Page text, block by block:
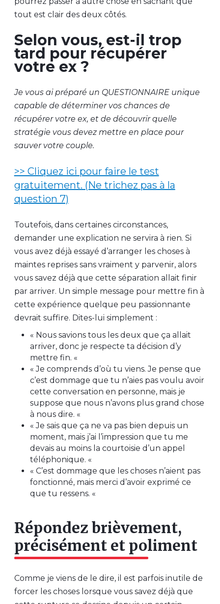
tout est clair des deux côtés.
Selon vous, est-il trop
tard pour récupérer
votre ex ?
Je vous ai préparé un QUESTIONNAIRE unique
capable de déterminer vos chances de
récupérer votre ex, et de découvrir quelle
stratégie vous devez mettre en place pour
sauver votre couple.
>> Cliquez ici pour faire le test
gratuitement. (Ne trichez pas à la
question 7)
Toutefois, dans certaines circonstances,
demander une explication ne servira à rien. Si
vous avez déjà essayé d’arranger les choses à
maintes reprises sans vraiment y parvenir, alors
vous savez déjà que cette séparation allait finir
par arriver. Un simple message pour mettre fin à
cette expérience quelque peu passionnante
devrait suffire. Dites-lui simplement :
« Nous savions tous les deux que ça allait
arriver, donc je respecte ta décision d’y
mettre fin. «
« Je comprends d’où tu viens. Je pense que
c’est dommage que tu n’aies pas voulu avoir
cette conversation en personne, mais je
suppose que nous n’avons plus grand chose
à nous dire. «
« Je sais que ça ne va pas bien depuis un
moment, mais j’ai l’impression que tu me
devais au moins la courtoisie d’un appel
téléphonique. «
« C’est dommage que les choses n’aient pas
fonctionné, mais merci d’avoir exprimé ce
que tu ressens. «
Répondez brièvement,
précisément et poliment
Comme je viens de le dire, il est parfois inutile de
forcer les choses lorsque vous savez déjà que